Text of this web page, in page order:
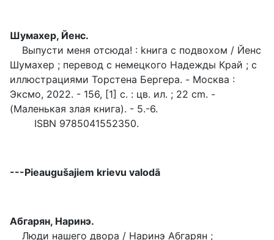
Шумахер, Йенс.
Выпусти меня отсюда! : kнига с подвохом / Йенс
Шумахер ; перевод с немецкого Надежды Край ; с
иллюстрациями Торстена Бергера. - Mосква :
Эксмо, 2022. - 156, [1] с. : цв. ил. ; 22 cm. -
(Маленькая злая книга). - 5.-6.
ISBN 9785041552350.
---Pieaugušajiem krievu valodā
Абгарян, Наринэ.
Люди нашего двора / Наринэ Абгарян ;